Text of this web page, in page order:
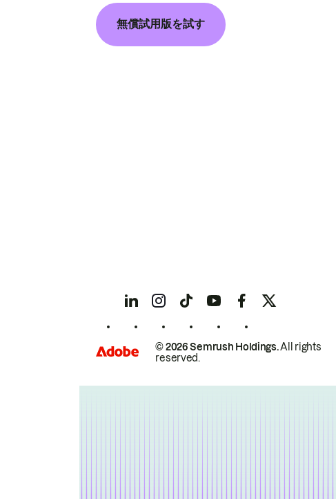
無償試用版を試す
© 2026 Semrush Holdings.All rights
reserved.